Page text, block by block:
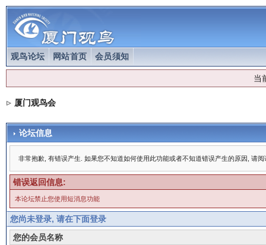
观鸟论坛 网站首页 会员须知
当
厦门观鸟会
论坛信息
非常抱歉, 有错误产生. 如果您不知道如何使用此功能或者不知道错误产生的原因, 请
错误返回信息:
本论坛禁止您使用短消息功能
您尚未登录, 请在下面登录
您的会员名称